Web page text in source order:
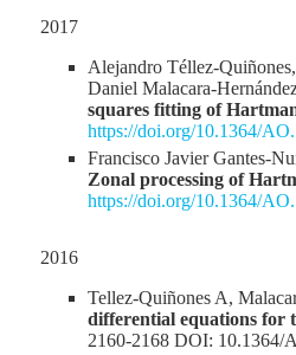
2017
Alejandro Téllez-
Daniel Malacara-
squares fitting of
https://doi.org/10.1364/
Francisco Javier Gantes-
Zonal processing of
https://doi.org/10.1364/
2016
Tellez-Quiñones A,
differential equations for
2160-2168 DOI: 10.1364/